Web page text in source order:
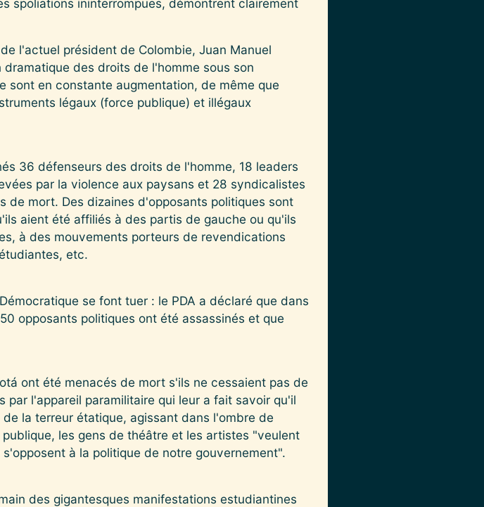
spoliations ininterrompues, démontrent clairement
l'actuel président de Colombie, Juan Manuel
des droits de l'homme sous son
sont en constante augmentation, de même que
légaux (force publique) et illégaux
36 défenseurs des droits de l'homme, 18 leaders
par la violence aux paysans et 28 syndicalistes
de mort. Des dizaines d'opposants politiques sont
aient été affiliés à des partis de gauche ou qu'ils
à des mouvements porteurs de revendications
etc.
se font tuer : le PDA a déclaré que dans
opposants politiques ont été assassinés et que
ont été menacés de mort s'ils ne cessaient pas de
l'appareil paramilitaire qui leur a fait savoir qu'il
la terreur étatique, agissant dans l'ombre de
les gens de théâtre et les artistes "veulent
à la politique de notre gouvernement".
des gigantesques manifestations estudiantines